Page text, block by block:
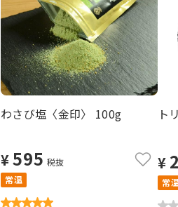
わさび塩〈金印〉 100g
¥595 税抜
常温
ト
¥
常温